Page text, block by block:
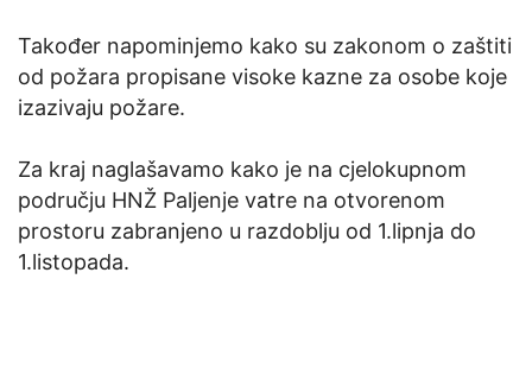
Također napominjemo kako su zakonom o zaštiti
od požara propisane visoke kazne za osobe koje
izazivaju požare.
Za kraj naglašavamo kako je na cjelokupnom
području HNŽ Paljenje vatre na otvorenom
prostoru zabranjeno u razdoblju od 1.lipnja do
1.listopada.